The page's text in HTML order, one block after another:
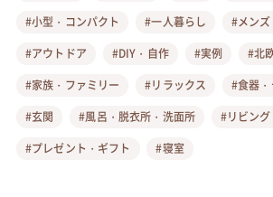
#小型・コンパクト
#一人暮らし
#メン
#アウトドア
#DIY・自作 #実例
#北
#家族・ファミリー
#リラックス
#食器
#玄関
#風呂・脱衣所・洗面所 #リビング
#プレゼント・ギフト
#寝室